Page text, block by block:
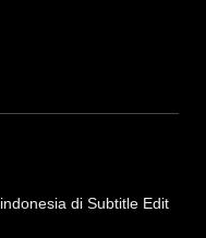
di Subtitle Edit